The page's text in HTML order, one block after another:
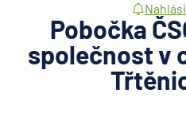
Pobočka
společnost v